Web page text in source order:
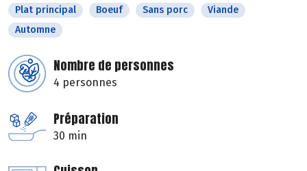
Plat principal Boeuf Sans porc
Viande
Automne
Nombre de personnes
4 personnes
Préparation
30 min